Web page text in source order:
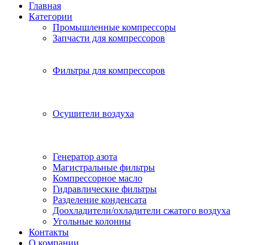
Главная
Категории
Промышленные компрессоры
Запчасти для компрессоров
Фильтры для компрессоров
Осушители воздуха
Генератор азота
Магистральные фильтры
Компрессорное масло
Гидравлические фильтры
Разделение конденсата
Доохладители/охладители сжатого воздуха
Угольные колонны
Контакты
О компании